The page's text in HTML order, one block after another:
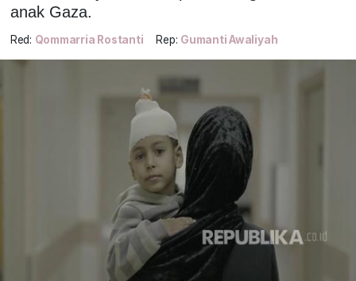
anak Gaza.
Red: Qommarria Rostanti Rep: Gumanti Awaliyah